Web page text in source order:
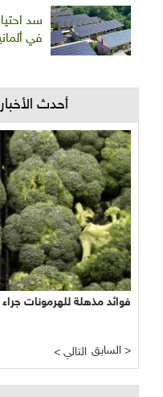
سد
في
أحدث
فوائد مذهلة للهرمونات جراء
< التالي السابق >